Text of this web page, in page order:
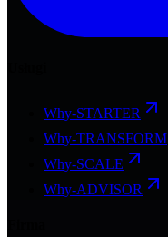
Why-STARTER
Why-TRANSFORM
Why-SCALE
Why-ADVISOR